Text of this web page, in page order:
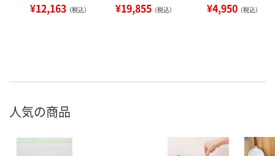
¥12,163 （税込） ¥19,855 （税込） ¥4,950 （税込）
人気の商品